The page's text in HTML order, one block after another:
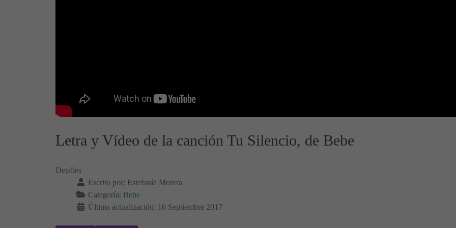
Letra y Vídeo de la canción Tu Silencio, de Bebe
Detalles
Escrito por: Estefanía Morera
Categoría: Bebe
Última actualización: 16 Septiembre 2017